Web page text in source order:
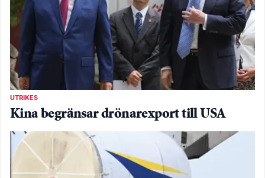
UTRIKES
Kina begränsar drönarexport till USA